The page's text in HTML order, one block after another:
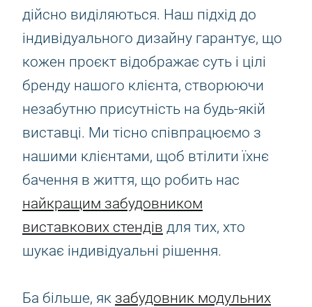
дійсно виділяються. Наш підхід до
індивідуального дизайну гарантує, що
кожен проєкт відображає суть і цілі
бренду нашого клієнта, створюючи
незабутню присутність на будь-якій
виставці. Ми тісно співпрацюємо з
нашими клієнтами, щоб втілити їхнє
бачення в життя, що робить нас
найкращим забудовником
виставкових стендів для тих, хто
шукає індивідуальні рішення.
Ба більше, як забудовник модульних